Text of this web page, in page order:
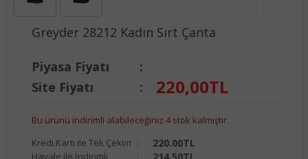
Greyder 28212 Kadın Sırt Çanta
Piyasa Fiyatı
:
Site Fiyatı
: 220,00TL
Bu ürünü indirimli alabileceğiniz 4 stok kalmıştır.
Kredi Kartı ile Tek Çekim : 220.00TL
Havale ile İndirimli : 214.50TL